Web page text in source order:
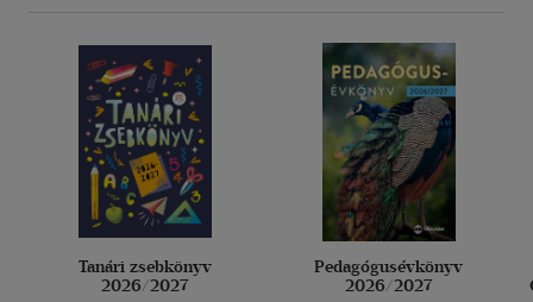
Tanári zsebkönyv
2026/2027
Pedagógusévkönyv
2026/2027